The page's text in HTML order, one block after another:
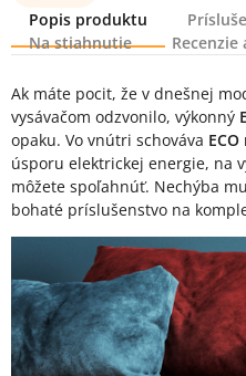
Popis produktu
Na stiahnutie
Popis produktu
Ak máte pocit, že v dnešnej
vysávačom odzvonilo, výkonný
opaku. Vo vnútri schováva
úsporu elektrickej energie, na
môžete spoľahnúť. Nechýba
bohaté príslušenstvo na